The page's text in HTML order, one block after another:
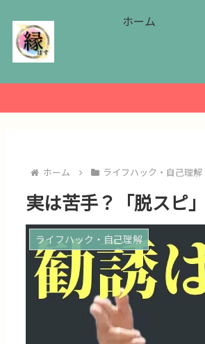
ホーム
ホーム ライフハック・自己理解
実は苦手？「脱スピ
ライフハック・自己理解